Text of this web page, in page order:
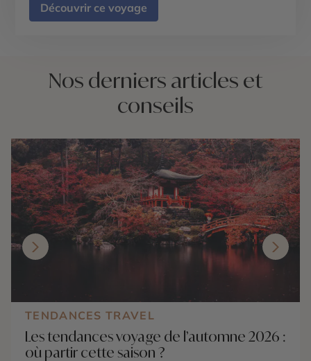
Découvrir ce voyage
Nos derniers articles et
conseils
TENDANCES TRAVEL
Les tendances voyage de l’automne 2026 :
où partir cette saison ?